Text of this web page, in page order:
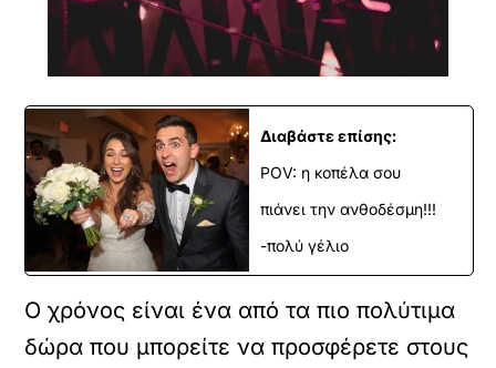
Διαβάστε επίσης:
POV: η κοπέλα σου
πιάνει την ανθοδέσμη!!!
-πολύ γέλιο
Ο χρόνος είναι ένα από τα πιο πολύτιμα
δώρα που μπορείτε να προσφέρετε στους